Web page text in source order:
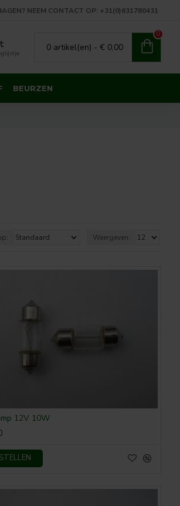
NEEM CONTACT OP: +31(0)631780431
0 artikel(en) - € 0,00
0
BEURZEN
Weergeven:
12V 10W